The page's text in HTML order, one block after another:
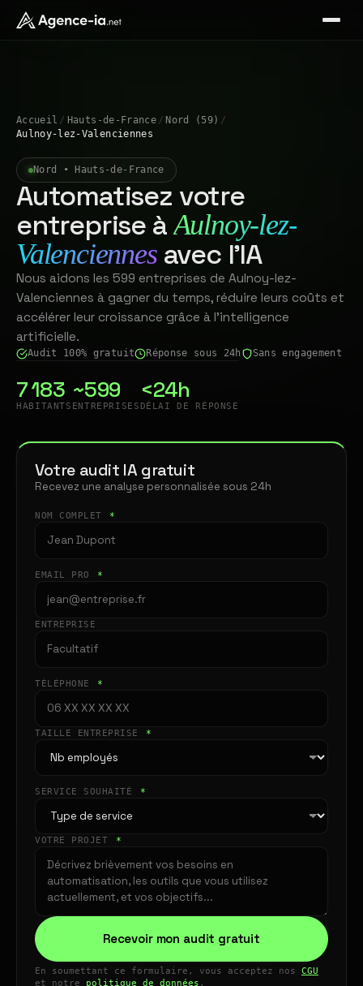
Accueil / Hauts-de-France / Nord (59) /
Aulnoy-lez-Valenciennes
Nord • Hauts-de-France
Automatisez votre
entreprise à Aulnoy-lez-
Valenciennesavec l'IA
Nous aidons les 599 entreprises de Aulnoy-lez-
Valenciennes à gagner du temps, réduire leurs coûts et
accélérer leur croissance grâce à l'intelligence
artificielle.
Audit 100% gratuit Réponse sous 24h Sans engagement
7 183
HABITANTS
~599
ENTREPRISES
<24h
DÉLAI DE RÉPONSE
Votre audit IA gratuit
Recevez une analyse personnalisée sous 24h
NOM COMPLET *
EMAIL PRO *
ENTREPRISE
TÉLÉPHONE *
TAILLE ENTREPRISE *
SERVICE SOUHAITÉ *
VOTRE PROJET *
Recevoir mon audit gratuit
En soumettant ce formulaire, vous acceptez nos CGU
et notre politique de données .